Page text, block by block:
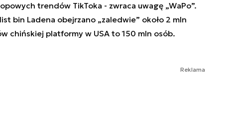
trendów TikToka - zwraca uwagę „WaPo”.
bin Ladena obejrzano „zaledwie” około 2 mln
chińskiej platformy w USA to 150 mln osób.
Reklama